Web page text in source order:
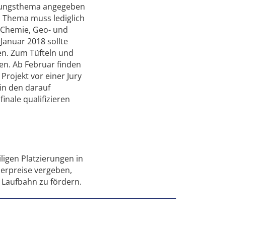
angegeben
muss lediglich
Geo- und
2018 sollte
Zum Tüfteln und
Ab Februar finden
vor einer Jury
den darauf
qualifizieren
Platzierungen in
vergeben,
zu fördern.